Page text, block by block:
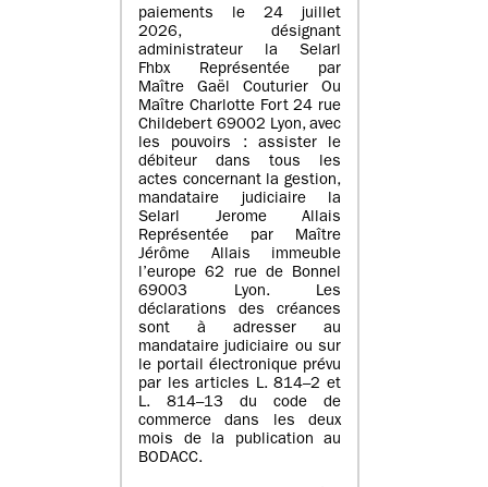
paiements le 24 juillet
2026, désignant
administrateur la Selarl
Fhbx Représentée par
Maître Gaël Couturier Ou
Maître Charlotte Fort 24 rue
Childebert 69002 Lyon, avec
les pouvoirs : assister le
débiteur dans tous les
actes concernant la gestion,
mandataire judiciaire la
Selarl Jerome Allais
Représentée par Maître
Jérôme Allais immeuble
l’europe 62 rue de Bonnel
69003 Lyon. Les
déclarations des créances
sont à adresser au
mandataire judiciaire ou sur
le portail électronique prévu
par les articles L. 814–2 et
L. 814–13 du code de
commerce dans les deux
mois de la publication au
BODACC.